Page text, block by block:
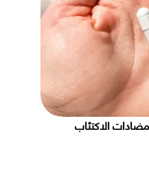
الاكتئاب